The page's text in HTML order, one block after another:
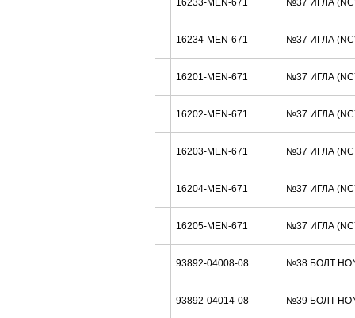
16233-MEN-671 №37 ИГЛА
16234-MEN-671 №37 ИГЛА
16201-MEN-671 №37 ИГЛА
16202-MEN-671 №37 ИГЛА
16203-MEN-671 №37 ИГЛА
16204-MEN-671 №37 ИГЛА
16205-MEN-671 №37 ИГЛА
93892-04008-08 №38 БОЛТ
93892-04014-08 №39 БОЛТ